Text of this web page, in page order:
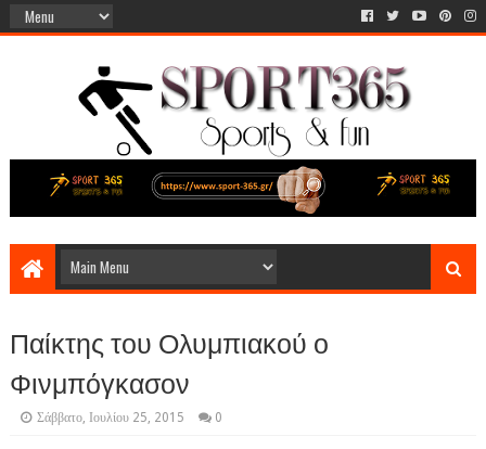
Παίκτης του Ολυμπιακού ο
Φινμπόγκασον
Σάββατο, Ιουλίου 25, 2015 0